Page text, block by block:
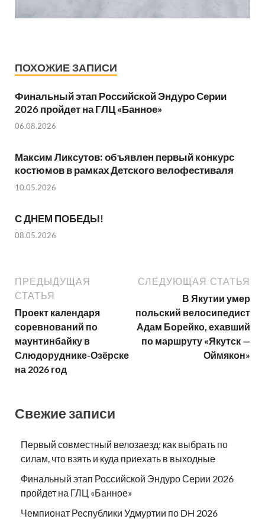
ПОХОЖИЕ ЗАПИСИ
Финальный этап Российской Эндуро Серии
2026 пройдет на ГЛЦ «Банное»
06.08.2026
Максим Ликсутов: объявлен первый конкурс
костюмов в рамках Детского велофестиваля
10.05.2026
С ДНЕМ ПОБЕДЫ!
08.05.2026
ПРЕДЫДУЩАЯ
СТАТЬЯ
Проект календаря
соревнований по
маунтинбайку в
Слюдоруднике-Озёрске
на 2026 год
СЛЕДУЮЩАЯ СТАТЬЯ
В Якутии умер
польский велосипедист
Адам Борейко, ехавший
по маршруту «Якутск —
Оймякон»
Свежие записи
Первый совместный велозаезд: как выбрать по
силам, что взять и куда приехать в выходные
Финальный этап Российской Эндуро Серии 2026
пройдет на ГЛЦ «Банное»
Чемпионат Республики Удмуртии по DH 2026